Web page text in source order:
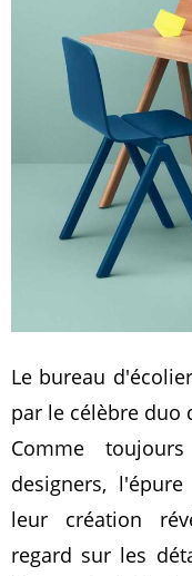
Le bureau
par le célèbre duo
Comme
designers,
leur création
regard sur les